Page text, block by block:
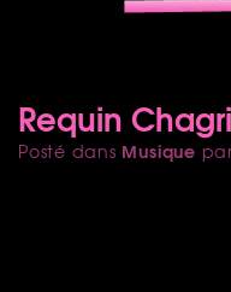
Requin
Posté dans Musique par